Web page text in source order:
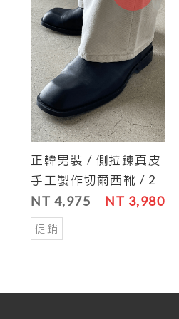
Cart Save
正韓男裝 / 側拉鍊真皮
手工製作切爾西靴 / 2
色
NT 4,975 NT 3,980
促銷